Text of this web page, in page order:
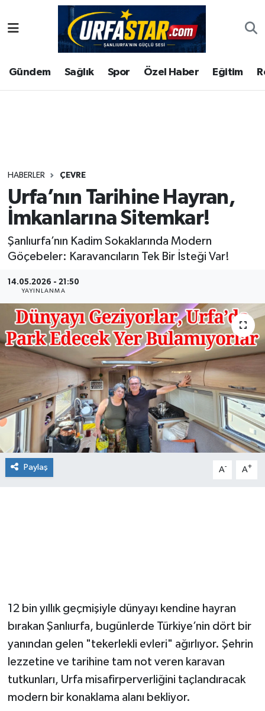
Gündem Sağlık Spor Özel Haber Eğitim
HABERLER ÇEVRE
Urfa’nın Tarihine Hayran,
İmkanlarına Sitemkar!
Şanlıurfa’nın Kadim Sokaklarında Modern
Göçebeler: Karavancıların Tek Bir İsteği Var!
14.05.2026 - 21:50
YAYINLANMA
Paylaş A- A+
​12 bin yıllık geçmişiyle dünyayı kendine hayran
bırakan Şanlıurfa, bugünlerde Türkiye’nin dört bir
yanından gelen "tekerlekli evleri" ağırlıyor. Şehrin
lezzetine ve tarihine tam not veren karavan
tutkunları, Urfa misafirperverliğini taçlandıracak
modern bir konaklama alanı bekliyor.
ASAYİS
ÇEVRE
Gündem
Kültür
Magazin
Şanlıurfa Nöbetçi Eczaneler
Şanlıurfa Hava Durumu
Tüm Manşetler
Son Dakika Haberleri
Haber Arşivi